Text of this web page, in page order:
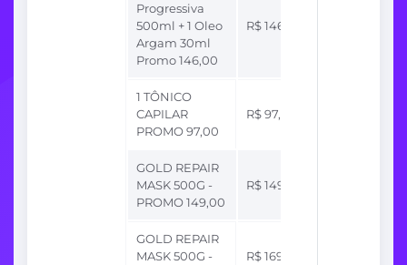
Progressiva
500ml + 1 Oleo
Argam 30ml
Promo 146,00
R$ 146,00
1 TÔNICO
CAPILAR
PROMO 97,00
R$ 97,00
GOLD REPAIR
MASK 500G -
PROMO 149,00
R$ 149,00
GOLD REPAIR
MASK 500G -
R$ 169,00